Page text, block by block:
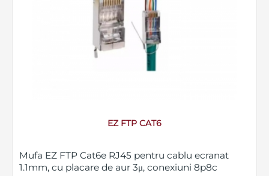
EZ FTP CAT6
Mufa EZ FTP Cat6e RJ45 pentru cablu ecranat
1.1mm, cu placare de aur 3μ, conexiuni 8p8c